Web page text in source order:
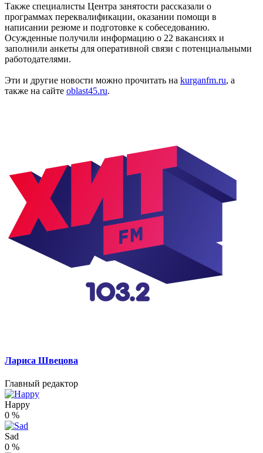
Также специалисты Центра занятости рассказали о
программах переквалификации, оказании помощи в
написании резюме и подготовке к собеседованию.
Осужденные получили информацию о 22 вакансиях и
заполнили анкеты для оперативной связи с потенциальными
работодателями.
Эти и другие новости можно прочитать на kurganfm.ru, а
также на сайте oblast45.ru.
Лариса Швецова
Главный редактор
Happy
0 %
Sad
0 %